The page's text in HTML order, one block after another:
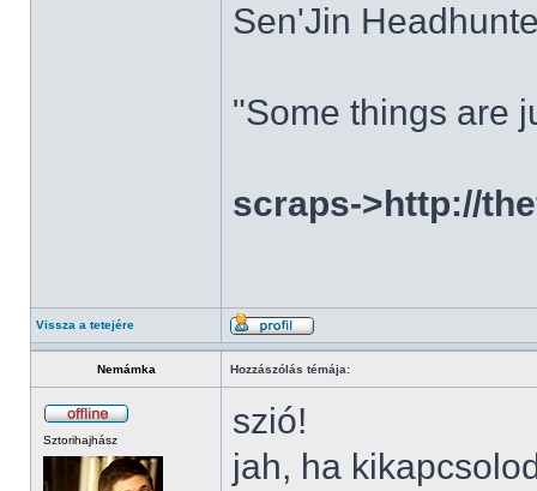
Sen'Jin
"Some things are
scraps->http://
Vissza a tetejére
Nemámka Hozzászólás témája:
Sztorihajhász
szió!
jah, ha